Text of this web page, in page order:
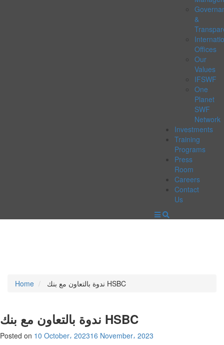
&
Offices
Our
Values
IFSWF
One
Planet
SWF
Network
Investments
Training
Programs
Press
Room
Careers
Contact
Us
Home ندوة بالتعاون مع بنك HSBC
ندوة بالتعاون مع بنك HSBC
Posted on 10 October، 202316 November، 2023